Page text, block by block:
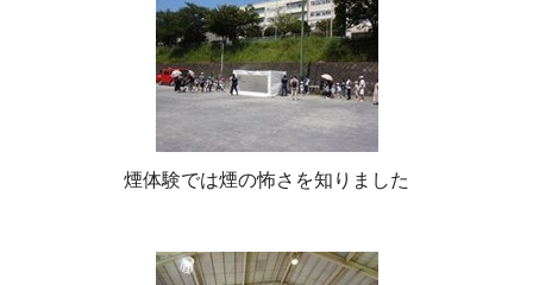
煙体験では煙の怖さを知りました